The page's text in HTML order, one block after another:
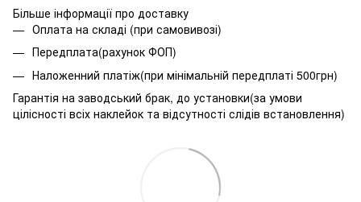
Більше інформації про доставку
Оплата на складі (при самовивозі)
Передплата(рахунок ФОП)
Наложенний платіж(при мінімальній передплаті 500грн)
Гарантія на заводський брак, до установки(за умови
цілісності всіх наклейок та відсутності слідів встановлення)